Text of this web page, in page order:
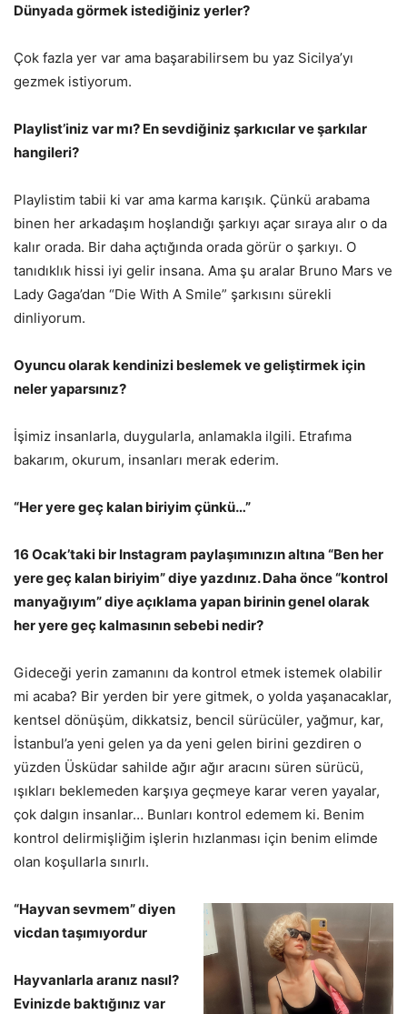
Dünyada görmek istediğiniz yerler?
Çok fazla yer var ama başarabilirsem bu yaz Sicilya’yı
gezmek istiyorum.
Playlist’iniz var mı? En sevdiğiniz şarkıcılar ve şarkılar
hangileri?
Playlistim tabii ki var ama karma karışık. Çünkü arabama
binen her arkadaşım hoşlandığı şarkıyı açar sıraya alır o da
kalır orada. Bir daha açtığında orada görür o şarkıyı. O
tanıdıklık hissi iyi gelir insana. Ama şu aralar Bruno Mars ve
Lady Gaga’dan “Die With A Smile” şarkısını sürekli
dinliyorum.
Oyuncu olarak kendinizi beslemek ve geliştirmek için
neler yaparsınız?
İşimiz insanlarla, duygularla, anlamakla ilgili. Etrafıma
bakarım, okurum, insanları merak ederim.
“Her yere geç kalan biriyim çünkü…”
16 Ocak’taki bir Instagram paylaşımınızın altına “Ben her
yere geç kalan biriyim” diye yazdınız. Daha önce “kontrol
manyağıyım” diye açıklama yapan birinin genel olarak
her yere geç kalmasının sebebi nedir?
Gideceği yerin zamanını da kontrol etmek istemek olabilir
mi acaba? Bir yerden bir yere gitmek, o yolda yaşanacaklar,
kentsel dönüşüm, dikkatsiz, bencil sürücüler, yağmur, kar,
İstanbul’a yeni gelen ya da yeni gelen birini gezdiren o
yüzden Üsküdar sahilde ağır ağır aracını süren sürücü,
ışıkları beklemeden karşıya geçmeye karar veren yayalar,
çok dalgın insanlar… Bunları kontrol edemem ki. Benim
kontrol delirmişliğim işlerin hızlanması için benim elimde
olan koşullarla sınırlı.
“Hayvan sevmem” diyen
vicdan taşımıyordur
Hayvanlarla aranız nasıl?
Evinizde baktığınız var